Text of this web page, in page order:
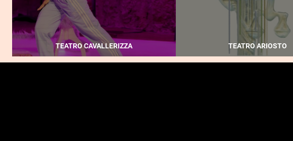
TEATRO CAVALLERIZZA TEATRO ARIOSTO